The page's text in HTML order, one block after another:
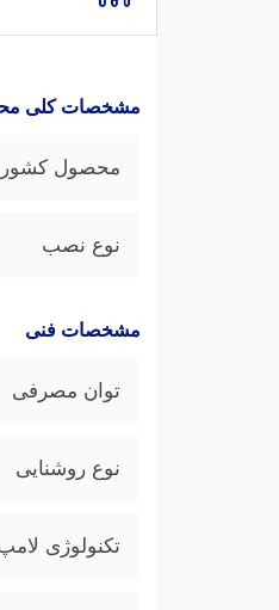
مشخصات کلی
محصول کشور
نوع نصب
مشخصات فنی
توان مصرفی
نوع روشنایی
تکنولوژی